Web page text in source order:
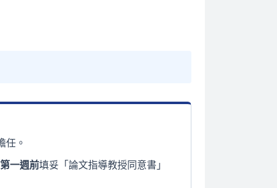
任。
一週前填妥「論文指導教授同意書」